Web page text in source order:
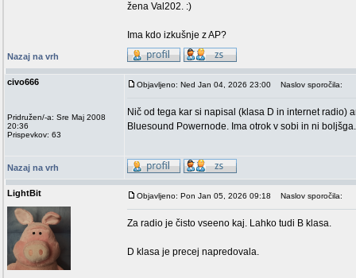
žena Val202. :)
Ima kdo izkušnje z AP?
Nazaj na vrh
civo666
Pridružen/-a: Sre Maj 2008
20:36
Prispevkov: 63
Objavljeno: Ned Jan 04, 2026 23:00 Naslov sporočila:
Nič od tega kar si napisal (klasa D in internet radio)
Bluesound Powernode. Ima otrok v sobi in ni boljšga.
Nazaj na vrh
LightBit Objavljeno: Pon Jan 05, 2026 09:18 Naslov sporočila:
Za radio je čisto vseeno kaj. Lahko tudi B klasa.
D klasa je precej napredovala.